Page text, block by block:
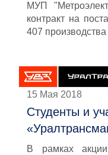
МУП
контракт на
407
15 Мая 2018
Студенты и
В рамках